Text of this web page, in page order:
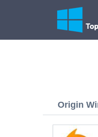
Origin